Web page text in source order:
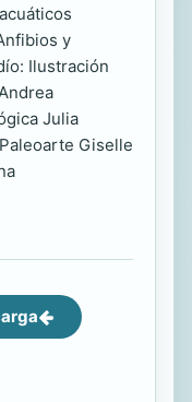
y
Ilustración
Julia
Giselle